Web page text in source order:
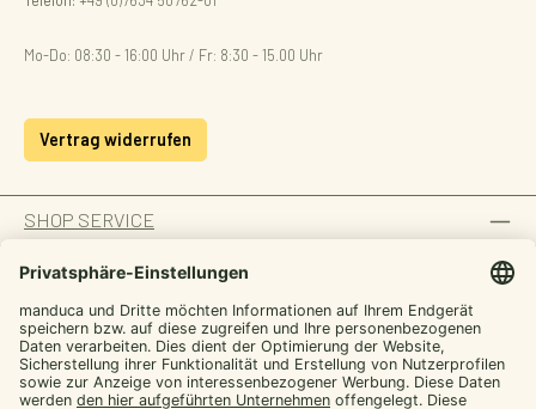
Mo-Do: 08:30 - 16:00 Uhr / Fr: 8:30 - 15.00 Uhr
Vertrag widerrufen
SHOP SERVICE
INFORMATION
ZAHLUNGSARTEN
SICHER EINKAUFEN
Von manduca,
für dich